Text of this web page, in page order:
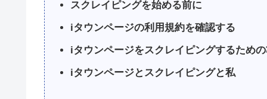
スクレイピングを始める前に
iタウンページの利用規約を確認する
iタウンページをスクレイピングするため
iタウンページとスクレイピングと私